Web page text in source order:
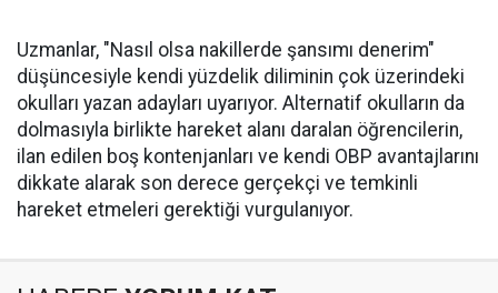
Uzmanlar, "Nasıl olsa nakillerde şansımı denerim"
düşüncesiyle kendi yüzdelik diliminin çok üzerindeki
okulları yazan adayları uyarıyor. Alternatif okulların da
dolmasıyla birlikte hareket alanı daralan öğrencilerin,
ilan edilen boş kontenjanları ve kendi OBP avantajlarını
dikkate alarak son derece gerçekçi ve temkinli
hareket etmeleri gerektiği vurgulanıyor.